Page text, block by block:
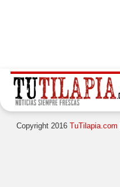
Copyright 2016 TuTilapia.com